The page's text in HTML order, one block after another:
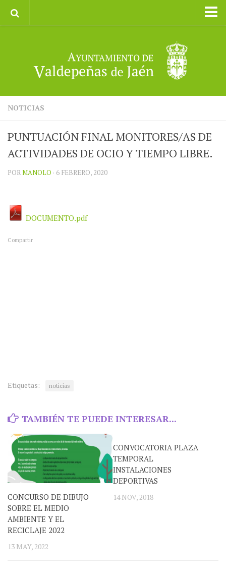
II CXM ROMPEALBARCAS 2023
NOTICIAS
PUNTUACIÓN FINAL MONITORES/AS DE
ACTIVIDADES DE OCIO Y TIEMPO LIBRE.
PORMANOLO · 6 FEBRERO, 2020
DOCUMENTO.pdf
Compartir
Etiquetas: noticias
TAMBIÉN TE PUEDE INTERESAR...
CONCURSO DE DIBUJO
SOBRE EL MEDIO
AMBIENTE Y EL
RECICLAJE 2022
13 MAY, 2022
CONVOCATORIA PLAZA
TEMPORAL
INSTALACIONES
DEPORTIVAS
14 NOV, 2018